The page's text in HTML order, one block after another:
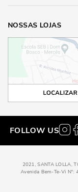
NOSSAS LOJAS
FOLLOW US
2021, SANTA LOLLA,
Avenida Bem-Te-Vi N°: